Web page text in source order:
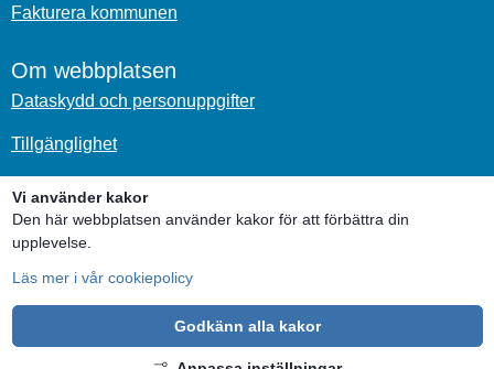
Vi använder kakor
Den här webbplatsen använder kakor för att förbättra din
upplevelse.
Läs mer i vår cookiepolicy
Godkänn alla kakor
Fakturera kommunen
Om webbplatsen
Dataskydd och personuppgifter
Tillgänglighet
Sociala medier